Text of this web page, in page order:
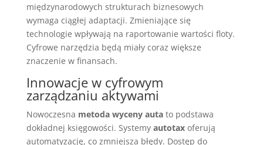
międzynarodowych strukturach biznesowych
wymaga ciągłej adaptacji. Zmieniające się
technologie wpływają na raportowanie wartości floty.
Cyfrowe narzędzia będą miały coraz większe
znaczenie w finansach.
Innowacje w cyfrowym
zarządzaniu aktywami
Nowoczesna metoda wyceny autato podstawa
dokładnej księgowości. Systemy autotaxoferują
automatyzację, co zmniejsza błędy. Dostęp do